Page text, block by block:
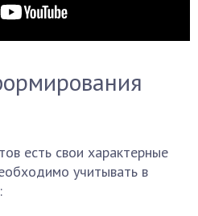
есть свои характерные
учитывать в